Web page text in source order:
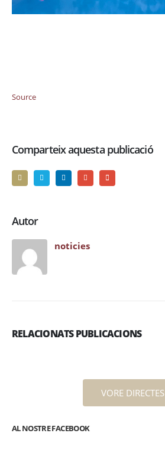
Source
Comparteix aquesta publicació
Autor
noticies
RELACIONATS PUBLICACIONS
VORE DIRECTES
AL NOSTRE FACEBOOK